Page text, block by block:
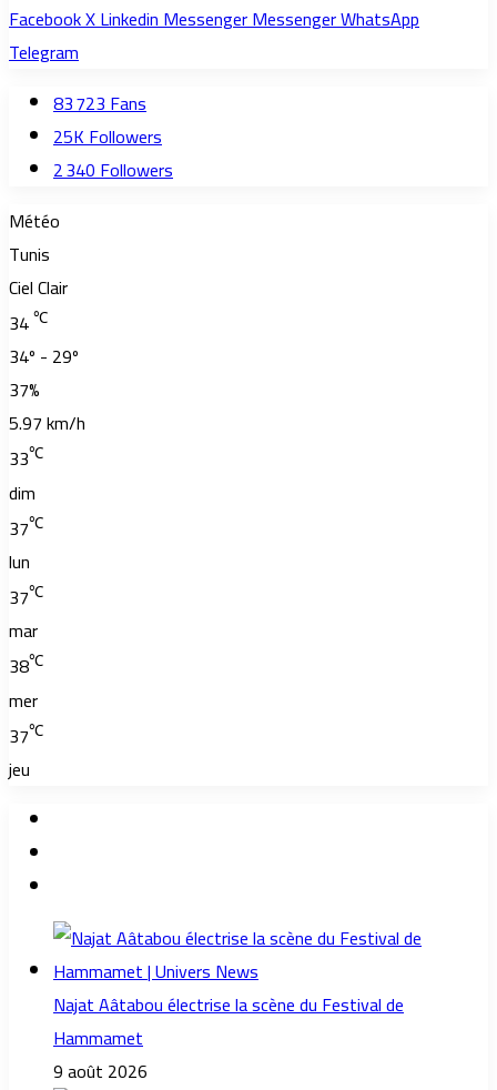
FacebookXLinkedinMessengerMessengerWhatsApp
Telegram
83 723Fans
25KFollowers
2 340Followers
Météo
Tunis
Ciel Clair
34℃
34º - 29º
37%
5.97 km/h
33℃
dim
37℃
lun
37℃
mar
38℃
mer
37℃
jeu
Najat Aâtabou électrise la scène du Festival de
Hammamet
9 août 2026